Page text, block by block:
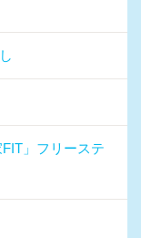
FIT」フリーステ